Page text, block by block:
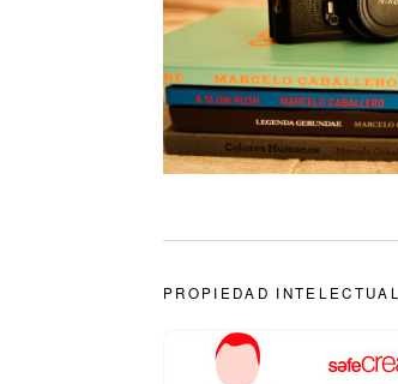
PROPIEDAD INTELECTUAL